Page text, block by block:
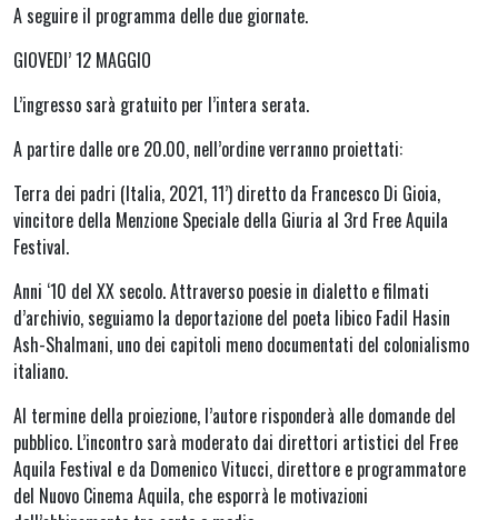
A seguire il programma delle due giornate.
GIOVEDI’ 12 MAGGIO
L’ingresso sarà gratuito per l’intera serata.
A partire dalle ore 20.00, nell’ordine verranno proiettati:
Terra dei padri (Italia, 2021, 11’) diretto da Francesco Di Gioia,
vincitore della Menzione Speciale della Giuria al 3rd Free Aquila
Festival.
Anni ‘10 del XX secolo. Attraverso poesie in dialetto e filmati
d’archivio, seguiamo la deportazione del poeta libico Fadil Hasin
Ash-Shalmani, uno dei capitoli meno documentati del colonialismo
italiano.
Al termine della proiezione, l’autore risponderà alle domande del
pubblico. L’incontro sarà moderato dai direttori artistici del Free
Aquila Festival e da Domenico Vitucci, direttore e programmatore
del Nuovo Cinema Aquila, che esporrà le motivazioni